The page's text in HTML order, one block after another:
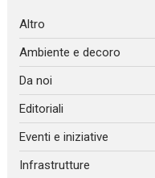
Altro
Ambiente e decoro
Da noi
Editoriali
Eventi e iniziative
Infrastrutture